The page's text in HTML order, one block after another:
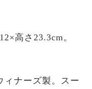
高さ23.3cm。
ィナーズ製。スー